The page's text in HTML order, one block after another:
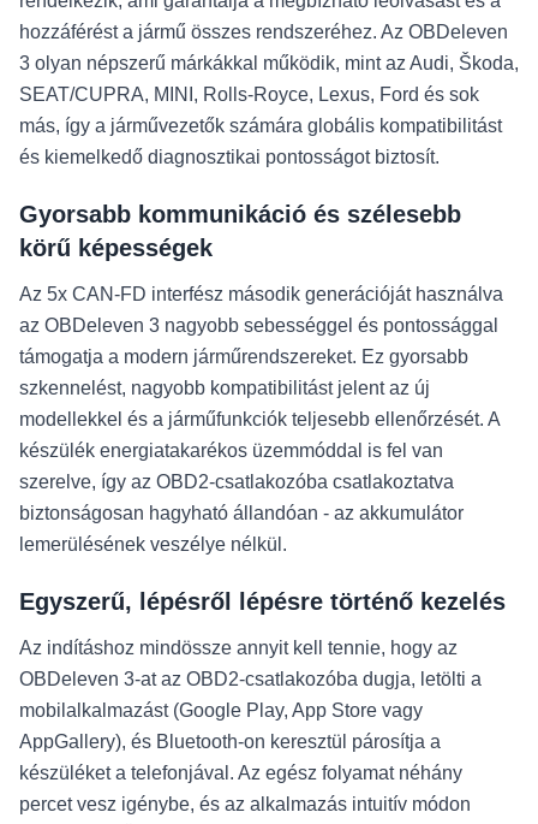
hozzáférést a jármű összes rendszeréhez. Az OBDeleven
3 olyan népszerű márkákkal működik, mint az Audi, Škoda,
SEAT/CUPRA, MINI, Rolls-Royce, Lexus, Ford és sok
más, így a járművezetők számára globális kompatibilitást
és kiemelkedő diagnosztikai pontosságot biztosít.
Gyorsabb kommunikáció és szélesebb
körű képességek
Az 5x CAN-FD interfész második generációját használva
az OBDeleven 3 nagyobb sebességgel és pontossággal
támogatja a modern járműrendszereket. Ez gyorsabb
szkennelést, nagyobb kompatibilitást jelent az új
modellekkel és a járműfunkciók teljesebb ellenőrzését. A
készülék energiatakarékos üzemmóddal is fel van
szerelve, így az OBD2-csatlakozóba csatlakoztatva
biztonságosan hagyható állandóan - az akkumulátor
lemerülésének veszélye nélkül.
Egyszerű, lépésről lépésre történő kezelés
Az indításhoz mindössze annyit kell tennie, hogy az
OBDeleven 3-at az OBD2-csatlakozóba dugja, letölti a
mobilalkalmazást (Google Play, App Store vagy
AppGallery), és Bluetooth-on keresztül párosítja a
készüléket a telefonjával. Az egész folyamat néhány
percet vesz igénybe, és az alkalmazás intuitív módon